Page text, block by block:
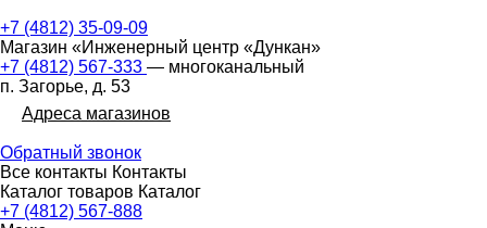
+7 (4812) 35-09-09
Магазин «Инженерный центр «Дункан»
+7 (4812) 567-333 — многоканальный
п. Загорье, д. 53
Адреса магазинов
Обратный звонок
Все контакты Контакты
Каталог товаров Каталог
+7 (4812) 567-888